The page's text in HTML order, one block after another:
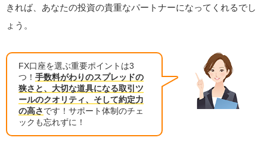
きれば、あなたの投資の貴重なパートナーになってくれるでし
ょう。
FX口座を選ぶ重要ポイントは3
つ！ 手数料がわりのスプレッドの
狭さと、大切な道具になる取引ツ
ールのクオリティ、そして約定力
の高さです！サポート体制のチェ
ックも忘れずに！